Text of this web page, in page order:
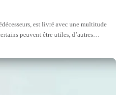
est livré avec une multitude
peuvent être utiles, d’autres
et consomment des ressources.